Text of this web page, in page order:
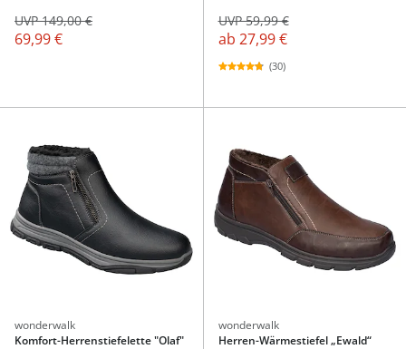
69,99 €
UVP 149,00 €
ab 27,99 €
UVP 59,99 €
(30)
wonderwalk
Komfort-Herrenstiefelette "Olaf"
wonderwalk
Herren-Wärmestiefel „Ewald“